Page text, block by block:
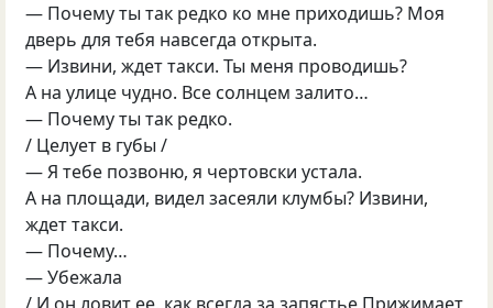
— Почему ты так редко ко мне приходишь? Моя
дверь для тебя навсегда открыта.
— Извини, ждет такси. Ты меня проводишь?
А на улице чудно. Все солнцем залито…
— Почему ты так редко.
/ Целует в губы /
— Я тебе позвоню, я чертовски устала.
А на площади, видел засеяли клумбы? Извини,
ждет такси.
— Почему…
— Убежала